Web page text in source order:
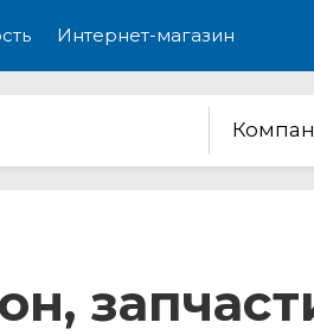
Интернет-магазин